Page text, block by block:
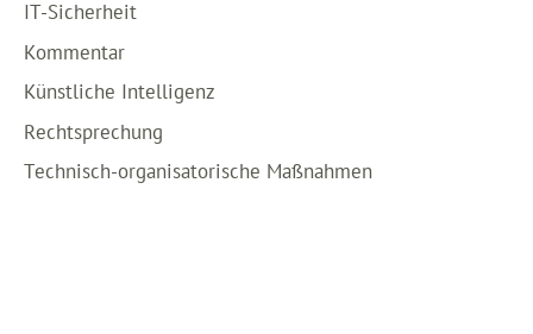
IT-Sicherheit
Kommentar
Künstliche Intelligenz
Rechtsprechung
Technisch-organisatorische Maßnahmen